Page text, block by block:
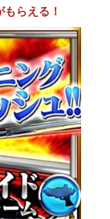
らえる！